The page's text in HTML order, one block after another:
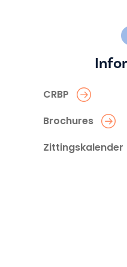
CRBP
Brochures
Zittingskalender